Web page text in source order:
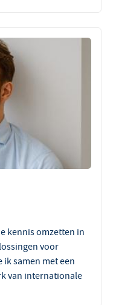
kennis omzetten in
voor
ik samen met een
van internationale